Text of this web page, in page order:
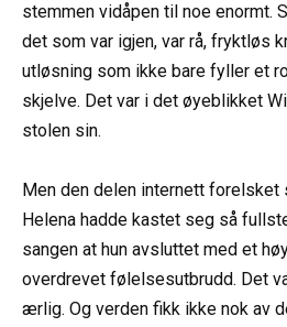
stemmen vidåpen til noe enormt.
det som var igjen, var rå, fryktløs
utløsning som ikke bare fyller et
skjelve. Det var i det øyeblikket
stolen sin.
Men den delen internett forelsket
Helena hadde kastet seg så
sangen at hun avsluttet med et
overdrevet følelsesutbrudd. Det
ærlig. Og verden fikk ikke nok av